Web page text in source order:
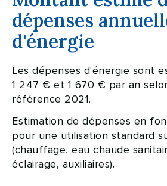
dépenses
d'énergie
Les dépenses d'énergie sont
1 247 € et 1 670 € par an
référence 2021.
Estimation de dépenses en
pour une utilisation standard
(chauffage, eau chaude
éclairage, auxiliaires).